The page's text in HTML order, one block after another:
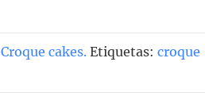
Croque cakes. Etiquetas: croque